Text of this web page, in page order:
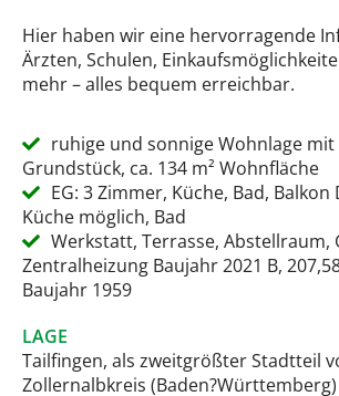
Hier haben wir eine hervorragende
Ärzten, Schulen,
mehr – alles bequem erreichbar.
ruhige und sonnige Wohnlage mit
Grundstück, ca. 134 m² Wohnfläche
EG: 3 Zimmer, Küche, Bad, Balkon
Küche möglich, Bad
Werkstatt, Terrasse, Abstellraum,
Zentralheizung Baujahr 2021 B,
Baujahr 1959
LAGE
Tailfingen, als zweitgrößter Stadtteil
Zollernalbkreis